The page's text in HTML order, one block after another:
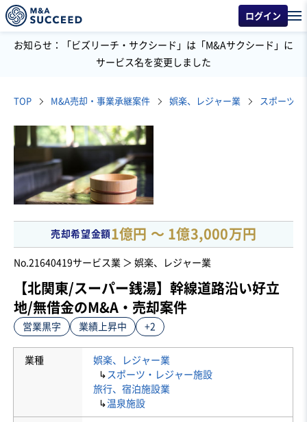
ログイン
お知らせ：「ビズリーチ・サクシード」は「M&Aサクシード」に
サービス名を変更しました
TOP M&A売却・事業承継案件 娯楽、レジャー業 スポーツ
売却希望金額1億円 〜 1億3,000万円
No.21640419サービス業 ＞ 娯楽、レジャー業
【北関東/スーパー銭湯】幹線道路沿い好立
地/無借金のM&A・売却案件
営業黒字 業績上昇中 +2
業種
娯楽、レジャー業
↳ スポーツ・レジャー施設
旅行、宿泊施設業
↳温泉施設